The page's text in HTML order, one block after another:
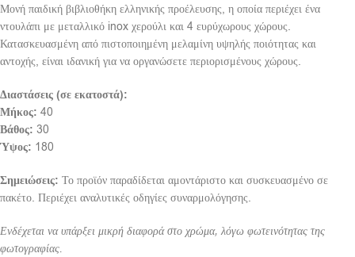
Μονή παιδική βιβλιοθήκη ελληνικής προέλευσης, η οποία περιέχει ένα
ντουλάπι με μεταλλικό inox χερούλι και 4 ευρύχωρους χώρους.
Κατασκευασμένη από πιστοποιημένη μελαμίνη υψηλής ποιότητας και
αντοχής, είναι ιδανική για να οργανώσετε περιορισμένους χώρους.
Διαστάσεις (σε εκατοστά):
Μήκος: 40
Βάθος: 30
Ύψος: 180
Σημειώσεις: Το προϊόν παραδίδεται αμοντάριστο και συσκευασμένο σε
πακέτο. Περιέχει αναλυτικές οδηγίες συναρμολόγησης.
Ενδέχεται να υπάρξει μικρή διαφορά στο χρώμα, λόγω φωτεινότητας της
φωτογραφίας.